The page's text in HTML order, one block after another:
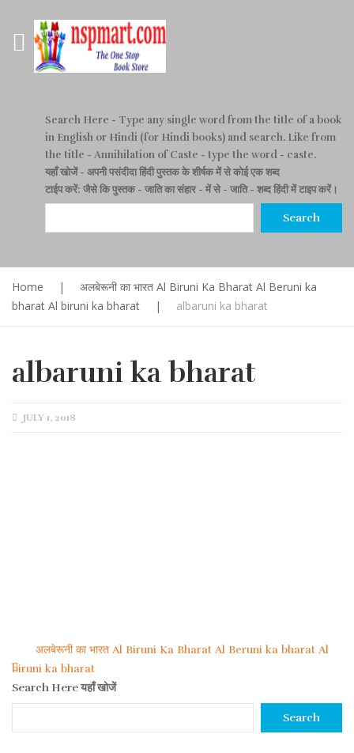
Search Here - Type any single word from the title of a book
in English or Hindi (for Hindi books) and search. Like from
the title - Annihilation of Caste - type the word - caste.
यहाँ खोजें- अपनी पसंदीदा हिंदी पुस्तक के शीर्षक में से कोई एक शब्द
टाईप करें: जैसे कि पुस्तक - जाति का संहार - में से - जाति - शब्द हिंदी में टाइप करें।
Search
Home |
अलबेरूनी का भारत Al Biruni Ka Bharat Al Beruni ka
bharat Al biruni ka bharat
| albaruni ka bharat
albaruni ka bharat
POSTED
ON
JULY 1, 2018
Post
navigation
अलबेरूनी का भारत Al Biruni Ka Bharat Al Beruni ka bharat Al
biruni ka bharat
Search Here यहाँ खोजें
Search